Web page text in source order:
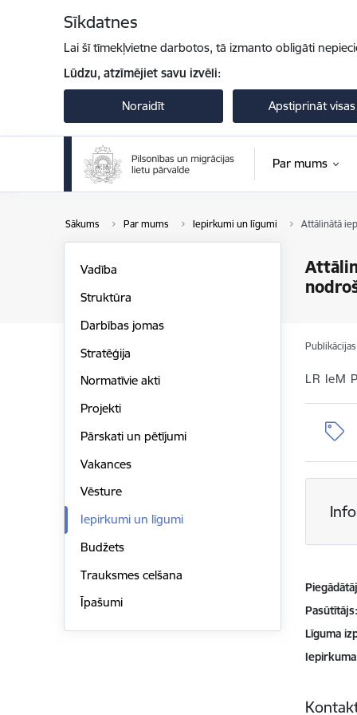
Sīkdatnes
Lai šī tīmekļvietne darbotos, tā izmanto obligāti
Lūdzu, atzīmējiet savu izvēli:
Noraidīt Apstiprināt visas
Par mums
Sākums Par mums Iepirkumi un līgumi Attālinātā
Vadība
Struktūra
Darbības jomas
Stratēģija
Normatīvie akti
Projekti
Pārskati un pētījumi
Vakances
Vēsture
Iepirkumi un līgumi
Budžets
Trauksmes celšana
Īpašumi
LR IeM
Pasūtītājs
Līguma